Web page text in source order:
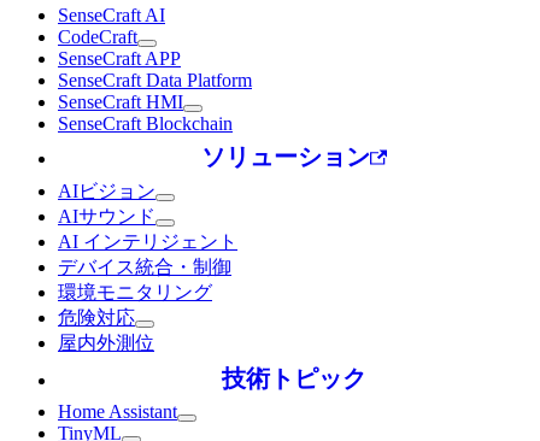
SenseCraft AI
CodeCraft
SenseCraft APP
SenseCraft Data Platform
SenseCraft HMI
SenseCraft Blockchain
ソリューション
AIビジョン
AIサウンド
AI インテリジェント
デバイス統合・制御
環境モニタリング
危険対応
屋内外測位
技術トピック
Home Assistant
TinyML